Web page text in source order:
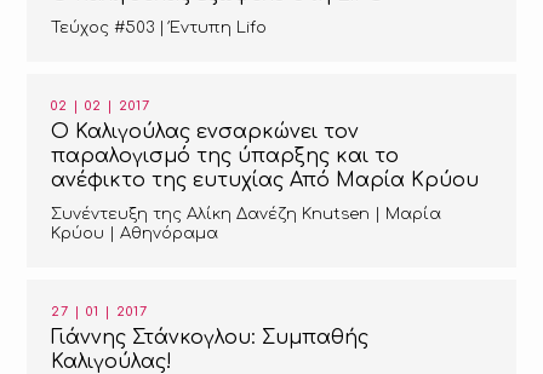
Τεύχος #503 | Έντυπη Lifo
02 | 02 | 2017
Ο Καλιγούλας ενσαρκώνει τον
παραλογισμό της ύπαρξης και το
ανέφικτο της ευτυχίας Από Μαρία Κρύου
Συνέντευξη της Αλίκη Δανέζη Knutsen | Μαρία
Κρύου | Αθηνόραμα
27 | 01 | 2017
Γιάννης Στάνκογλου: Συμπαθής
Καλιγούλας!